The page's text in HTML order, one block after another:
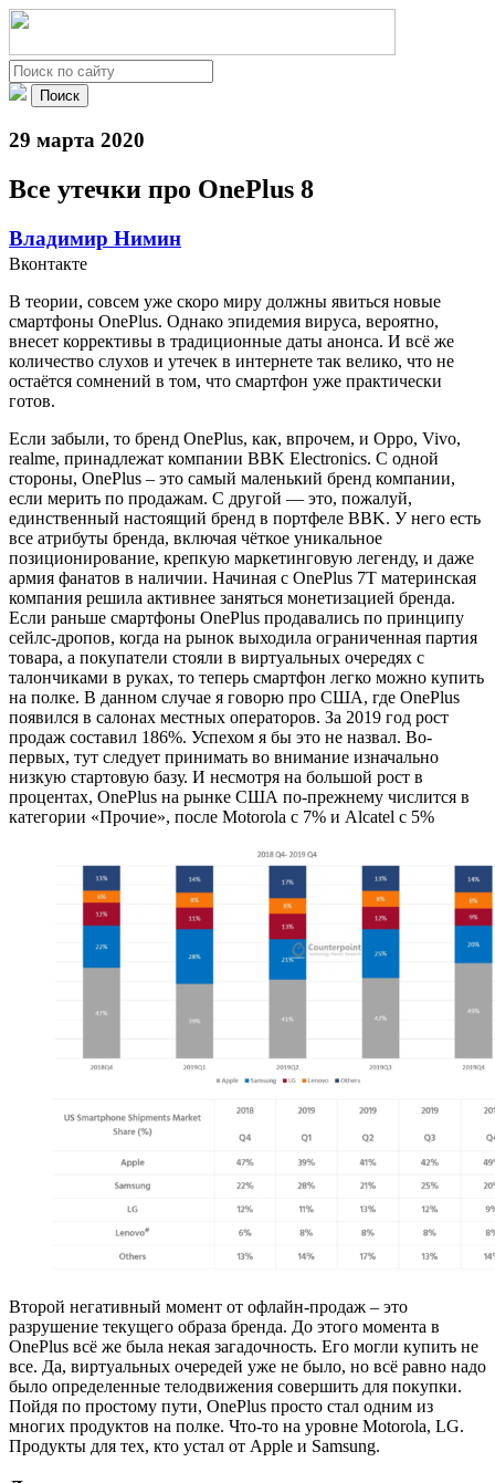
29 марта 2020
Все утечки про OnePlus 8
Владимир Нимин
Вконтакте
В теории, совсем уже скоро миру должны явиться новые
смартфоны OnePlus. Однако эпидемия вируса, вероятно,
внесет коррективы в традиционные даты анонса. И всё же
количество слухов и утечек в интернете так велико, что не
остаётся сомнений в том, что смартфон уже практически
готов.
Если забыли, то бренд OnePlus, как, впрочем, и Oppo, Vivo,
realme, принадлежат компании BBK Electronics. С одной
стороны, OnePlus – это самый маленький бренд компании,
если мерить по продажам. С другой — это, пожалуй,
единственный настоящий бренд в портфеле BBK. У него есть
все атрибуты бренда, включая чёткое уникальное
позиционирование, крепкую маркетинговую легенду, и даже
армия фанатов в наличии. Начиная с OnePlus 7T материнская
компания решила активнее заняться монетизацией бренда.
Если раньше смартфоны OnePlus продавались по принципу
сейлс-дропов, когда на рынок выходила ограниченная партия
товара, а покупатели стояли в виртуальных очередях с
талончиками в руках, то теперь смартфон легко можно купить
на полке. В данном случае я говорю про США, где OnePlus
появился в салонах местных операторов. За 2019 год рост
продаж составил 186%. Успехом я бы это не назвал. Во-
первых, тут следует принимать во внимание изначально
низкую стартовую базу. И несмотря на большой рост в
процентах, OnePlus на рынке США по-прежнему числится в
категории «Прочие», после Motorola с 7% и Alcatel с 5%
Второй негативный момент от офлайн-продаж – это
разрушение текущего образа бренда. До этого момента в
OnePlus всё же была некая загадочность. Его могли купить не
все. Да, виртуальных очередей уже не было, но всё равно надо
было определенные телодвижения совершить для покупки.
Пойдя по простому пути, OnePlus просто стал одним из
многих продуктов на полке. Что-то на уровне Motorola, LG.
Продукты для тех, кто устал от Apple и Samsung.